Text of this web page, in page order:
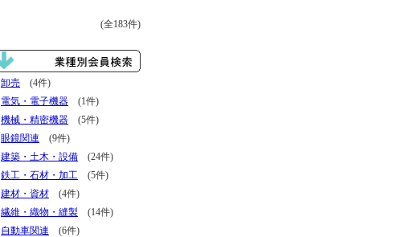
(全183件)
卸売 (4件)
電気・電子機器 (1件)
機械・精密機器 (5件)
眼鏡関連 (9件)
建築・土木・設備 (24件)
鉄工・石材・加工 (5件)
建材・資材 (4件)
繊維・織物・縫製 (14件)
自動車関連 (6件)